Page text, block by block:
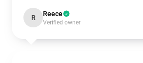
R Reece
Verified owner